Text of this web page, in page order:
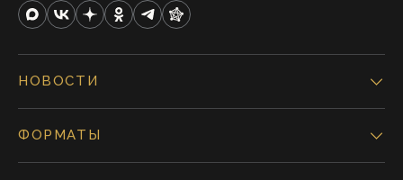
НОВОСТИ
ФОРМАТЫ